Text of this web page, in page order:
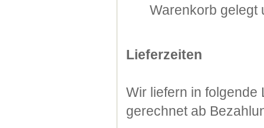
Warenkorb gelegt
Lieferzeiten
Wir liefern in folgende
gerechnet ab